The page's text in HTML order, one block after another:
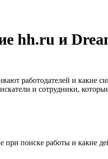
hh.ru и
работодателей и какие
и сотрудники,
поиске работы и какие